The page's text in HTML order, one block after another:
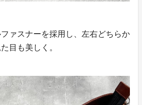
ァスナーを採用し、左右どちらか
目も美しく。